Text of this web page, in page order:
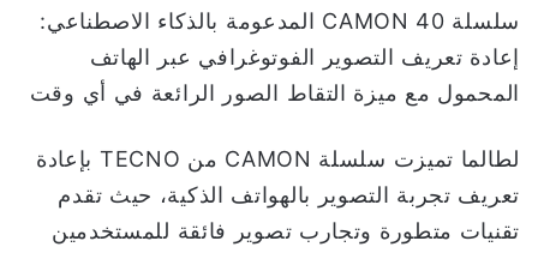
سلسلة CAMON 40 المدعومة بالذكاء الاصطناعي:
إعادة تعريف التصوير الفوتوغرافي عبر الهاتف
المحمول مع ميزة التقاط الصور الرائعة في أي وقت
لطالما تميزت سلسلة CAMON من TECNO بإعادة
تعريف تجربة التصوير بالهواتف الذكية، حيث تقدم
تقنيات متطورة وتجارب تصوير فائقة للمستخدمين